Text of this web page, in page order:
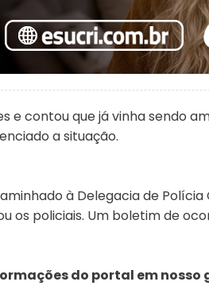
e contou que já vinha sendo
a situação.
à Delegacia de
os policiais. Um boletim de
do portal em nosso